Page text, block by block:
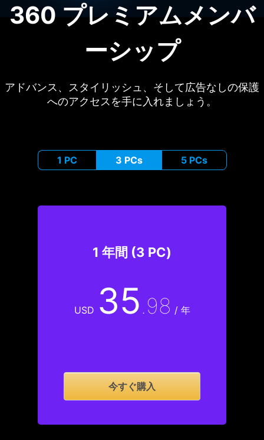
360 プレミアムメンバ
ーシップ
アドバンス、スタイリッシュ、そして広告なしの保護
へのアクセスを手に入れましょう。
1 PC 3 PCs 5 PCs
1 年間 (3 PC)
USD 35.98 / 年
今すぐ購入